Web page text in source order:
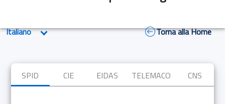
Torna alla Home
SPID CIE EIDAS TELEMACO CNS